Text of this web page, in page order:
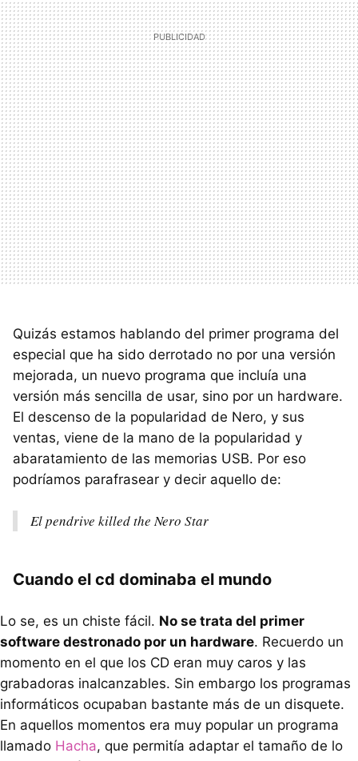
Quizás estamos hablando del primer programa del
especial que ha sido derrotado no por una versión
mejorada, un nuevo programa que incluía una
versión más sencilla de usar, sino por un hardware.
El descenso de la popularidad de Nero, y sus
ventas, viene de la mano de la popularidad y
abaratamiento de las memorias USB. Por eso
podríamos parafrasear y decir aquello de:
El pendrive killed the Nero Star
Cuando el cd dominaba el mundo
Lo se, es un chiste fácil. No se trata del primer
software destronado por un hardware. Recuerdo un
momento en el que los CD eran muy caros y las
grabadoras inalcanzables. Sin embargo los programas
informáticos ocupaban bastante más de un disquete.
En aquellos momentos era muy popular un programa
llamado Hacha, que permitía adaptar el tamaño de lo